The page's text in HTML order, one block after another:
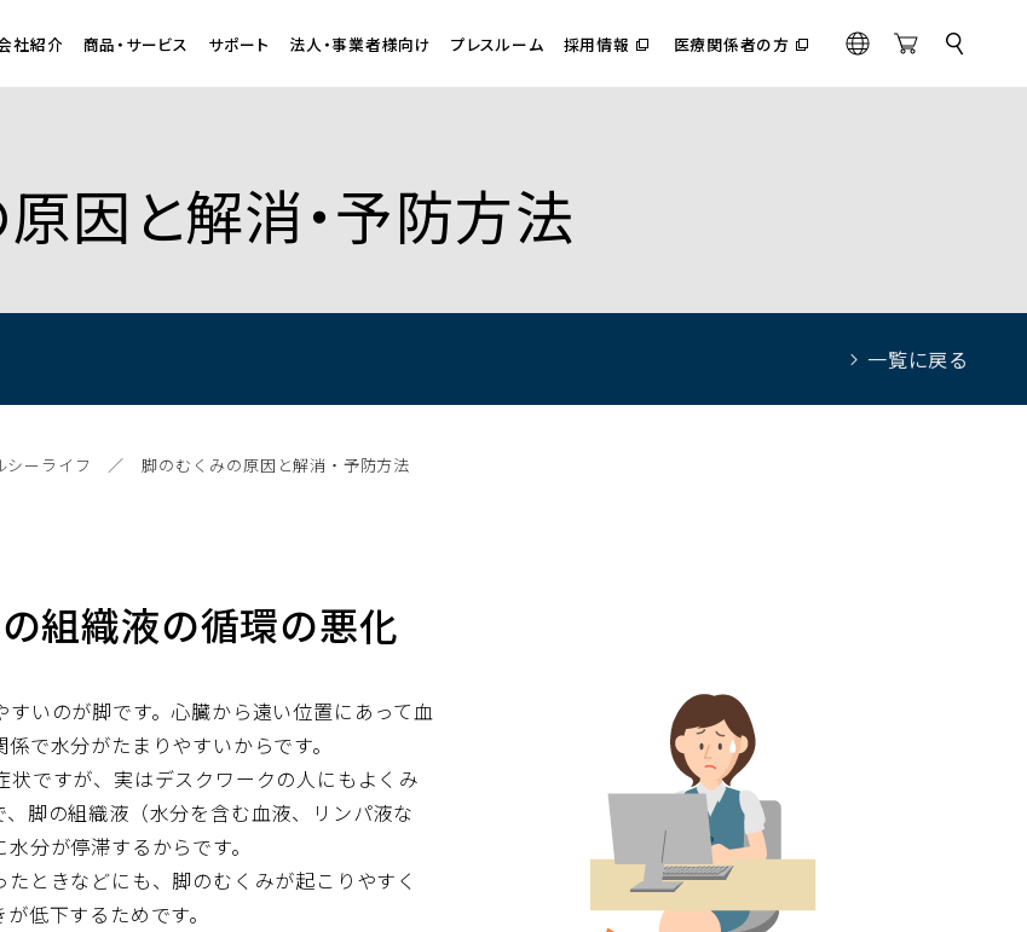
社紹介 商品・サービス サポート 法人・事業者様向け プレスルーム 採用情報
（別
ィ
開
く）
医療関係者の方
（別
ィ
G
l
O
n
サ
ト
因と解消・予防方法
一覧に戻る
シーライフ 脚のむくみの原因と解消・予防方法
組織液の循環の悪化
いのが脚です。心臓から遠い位置にあって血
で水分がたまりやすいからです。
ですが、実はデスクワークの人にもよくみ
脚の組織液（水分を含む血液、リンパ液な
分が停滞するからです。
ときなどにも、脚のむくみが起こりやすく
低下するためです。